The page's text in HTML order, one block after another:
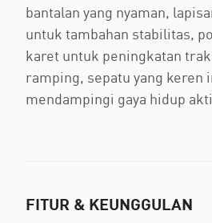
bantalan yang nyaman,
untuk tambahan stabilitas,
karet untuk peningkatan
ramping, sepatu yang keren
mendampingi gaya hidup
FITUR & KEUNGGULAN